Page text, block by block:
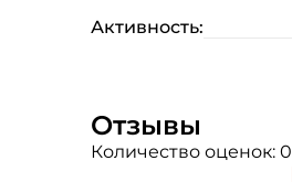
Активность:
Отзывы
Количество оценок: 0